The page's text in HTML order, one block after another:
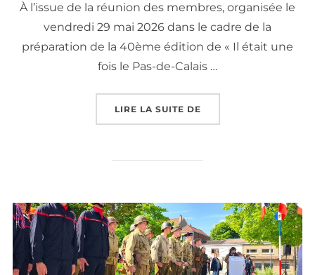
À l’issue de la réunion des membres, organisée le
vendredi 29 mai 2026 dans le cadre de la
préparation de la 40ème édition de « Il était une
fois le Pas-de-Calais …
LIRE LA SUITE DE« MISE À L’HONNEUR